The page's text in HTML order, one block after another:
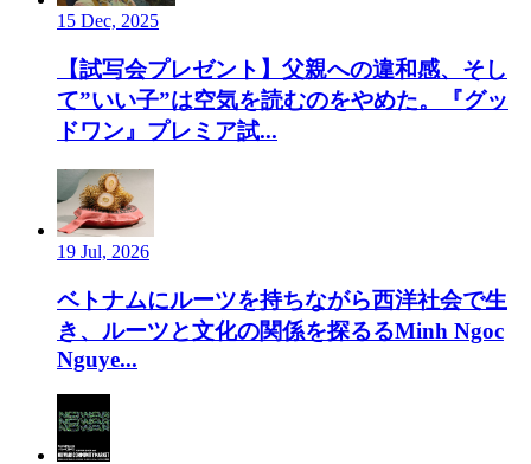
15 Dec, 2025
【試写会プレゼント】父親への違和感、そし
て”いい子”は空気を読むのをやめた。『グッ
ドワン』プレミア試...
19 Jul, 2026
ベトナムにルーツを持ちながら西洋社会で生
き、ルーツと文化の関係を探るるMinh Ngoc
Nguye...